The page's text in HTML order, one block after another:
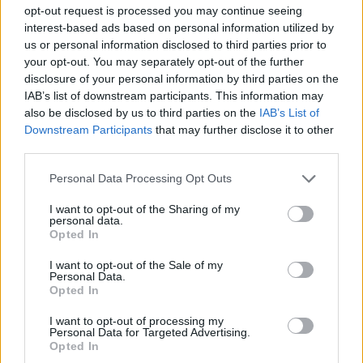
opt-out request is processed you may continue seeing
interest-based ads based on personal information utilized by
us or personal information disclosed to third parties prior to
your opt-out. You may separately opt-out of the further
disclosure of your personal information by third parties on the
IAB’s list of downstream participants. This information may
also be disclosed by us to third parties on the IAB’s List of
Downstream Participants that may further disclose it to other
Personal Data Processing Opt Outs
I want to opt-out of the Sharing of my
personal data.
Opted In
I want to opt-out of the Sale of my
Personal Data.
Opted In
I want to opt-out of processing my
Personal Data for Targeted Advertising.
Opted In
Jiří Svoboda: Kompromis pro Nové Mlýny – může
polosuchý poldr zachránit Dyji před ekocidou a Břeclav
před stoletou vodou?
23.7.2026
Diskuse: 57
Vodní dílo Nové Mlýny na jižní
Moravě je dlouhodobě
radikálním vypuštění nádrží,
ryb pod přehradou. Na straně druhé argumentují vodohospodáři
rizikem destrukce sypaných hrází, ztrátou vodní rezervy pro
období sucha a miliardovými náklady. Existuje však elegantní
polosuchý poldr. Co by to obnášelo a proč to dává smysl
ekonomicky i ekologicky? (Text vznikl s využitím AI Gemini.)
Petr Palacký: A to jste ho, proboha, nemohli v těch
vedrech zalívat?